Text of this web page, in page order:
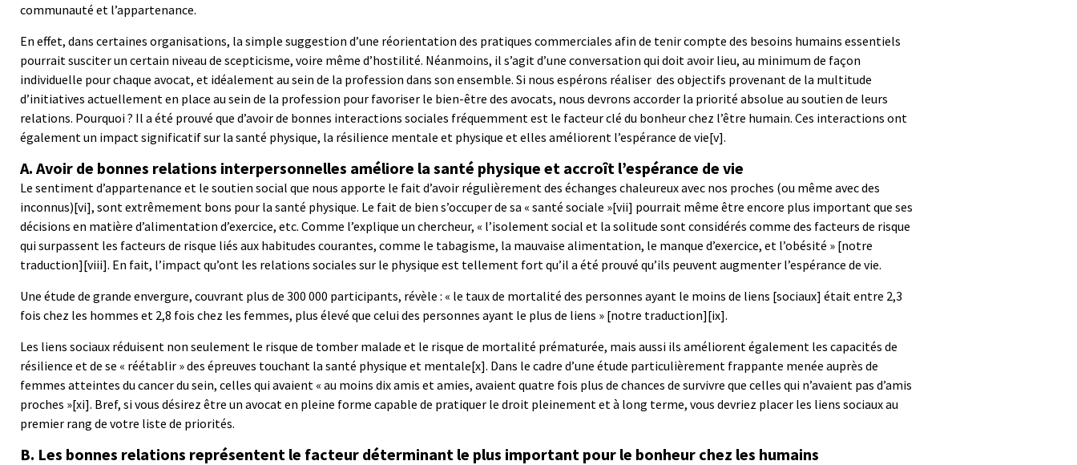
communauté et l’appartenance.
En effet, dans certaines organisations, la simple suggestion d’une réorientation des pratiques commerciales afin de tenir compte des besoins humains essentiels
pourrait susciter un certain niveau de scepticisme, voire même d’hostilité. Néanmoins, il s’agit d’une conversation qui doit avoir lieu, au minimum de façon
individuelle pour chaque avocat, et idéalement au sein de la profession dans son ensemble. Si nous espérons réaliser des objectifs provenant de la multitude
d’initiatives actuellement en place au sein de la profession pour favoriser le bien-être des avocats, nous devrons accorder la priorité absolue au soutien de leurs
relations. Pourquoi ? Il a été prouvé que d’avoir de bonnes interactions sociales fréquemment est le facteur clé du bonheur chez l’être humain. Ces interactions ont
également un impact significatif sur la santé physique, la résilience mentale et physique et elles améliorent l’espérance de vie[v].
A. Avoir de bonnes relations interpersonnelles améliore la santé physique et accroît l’espérance de vie
Le sentiment d’appartenance et le soutien social que nous apporte le fait d’avoir régulièrement des échanges chaleureux avec nos proches (ou même avec des
inconnus)[vi], sont extrêmement bons pour la santé physique. Le fait de bien s’occuper de sa « santé sociale »[vii] pourrait même être encore plus important que ses
décisions en matière d’alimentation d’exercice, etc. Comme l’explique un chercheur, « l’isolement social et la solitude sont considérés comme des facteurs de risque
qui surpassent les facteurs de risque liés aux habitudes courantes, comme le tabagisme, la mauvaise alimentation, le manque d’exercice, et l’obésité » [notre
traduction][viii]. En fait, l’impact qu’ont les relations sociales sur le physique est tellement fort qu’il a été prouvé qu’ils peuvent augmenter l’espérance de vie.
Une étude de grande envergure, couvrant plus de 300 000 participants, révèle : « le taux de mortalité des personnes ayant le moins de liens [sociaux] était entre 2,3
fois chez les hommes et 2,8 fois chez les femmes, plus élevé que celui des personnes ayant le plus de liens » [notre traduction][ix].
Les liens sociaux réduisent non seulement le risque de tomber malade et le risque de mortalité prématurée, mais aussi ils améliorent également les capacités de
résilience et de se « réétablir » des épreuves touchant la santé physique et mentale[x]. Dans le cadre d’une étude particulièrement frappante menée auprès de
femmes atteintes du cancer du sein, celles qui avaient « au moins dix amis et amies, avaient quatre fois plus de chances de survivre que celles qui n’avaient pas d’amis
proches »[xi]. Bref, si vous désirez être un avocat en pleine forme capable de pratiquer le droit pleinement et à long terme, vous devriez placer les liens sociaux au
premier rang de votre liste de priorités.
B. Les bonnes relations représentent le facteur déterminant le plus important pour le bonheur chez les humains